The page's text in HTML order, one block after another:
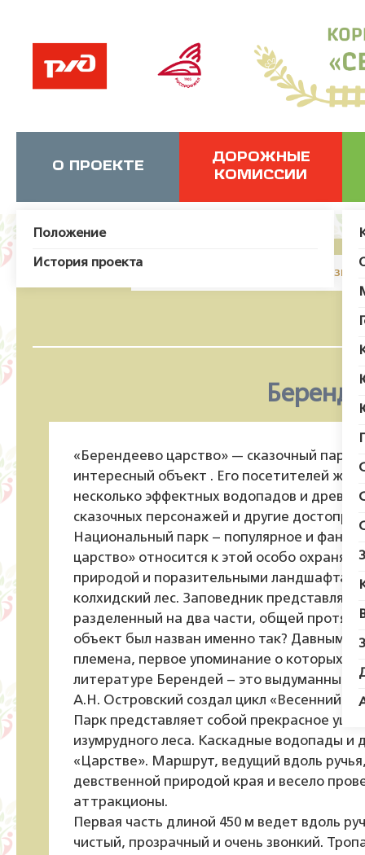
О ПРОЕКТЕ
Положение
История проекта
ДОРОЖНЫЕ
КОМИССИИ
JUser: :_load: Не удалось
«Берендеево царство» — сказочный парк
интересный объект . Его посетителей
несколько эффектных водопадов и
сказочных персонажей и другие
Национальный парк – популярное и
царство» относится к этой особо
природой и поразительными
колхидский лес. Заповедник
разделенный на два части, общей
объект был назван именно так? Давным-
племена, первое упоминание о которых
литературе Берендей – это выдуманный
А.Н. Островский создал цикл «Весенний
Парк представляет собой прекрасное
изумрудного леса. Каскадные водопады
«Царстве». Маршрут, ведущий вдоль
девственной природой края и весело
аттракционы.
Первая часть длиной 450 м ведет вдоль
чистый, прозрачный и очень звонкий.